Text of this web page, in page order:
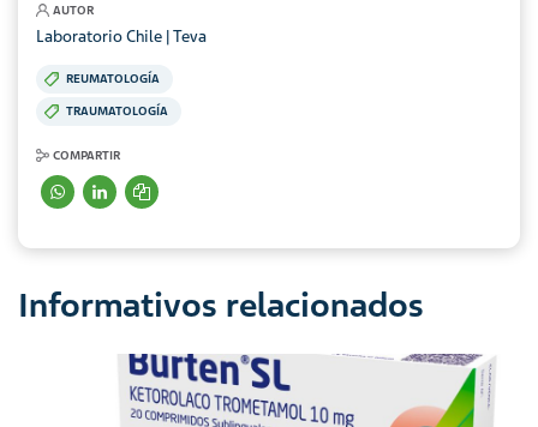
AUTOR
Laboratorio Chile | Teva
REUMATOLOGÍA
TRAUMATOLOGÍA
COMPARTIR
Informativos relacionados